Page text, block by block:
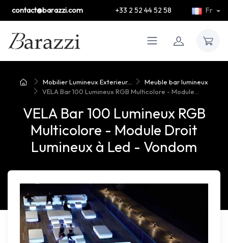
contact@barazzi.com +33 2 52 44 52 58 Fr
Mobilier Lumineux Exterieur...
Meuble bar lumineux
VELA Bar 100 Lumineux RGB Multicolore - Module...
VELA Bar 100 Lumineux RGB
Multicolore - Module Droit
Lumineux à Led - Vondom